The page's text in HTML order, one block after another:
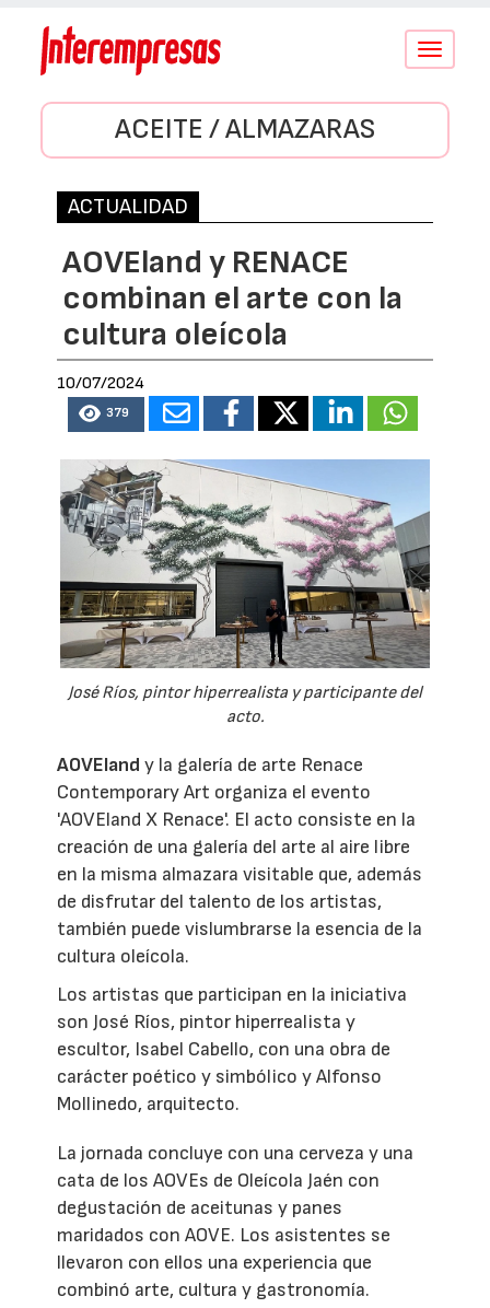
Conmutar
ACEITE / ALMAZARAS
ACTUALIDAD
AOVEland y RENACE
combinan el arte con la
cultura oleícola
10/07/2024
379
José Ríos, pintor hiperrealista y participante del
acto.
AOVElandy la galería de arte Renace
Contemporary Art organiza el evento
'AOVEland X Renace'. El acto consiste en la
creación de una galería del arte al aire libre
en la misma almazara visitable que, además
de disfrutar del talento de los artistas,
también puede vislumbrarse la esencia de la
cultura oleícola.
Los artistas que participan en la iniciativa
son José Ríos, pintor hiperrealista y
escultor, Isabel Cabello, con una obra de
carácter poético y simbólico y Alfonso
Mollinedo, arquitecto.
La jornada concluye con una cerveza y una
cata de los AOVEs de Oleícola Jaén con
degustación de aceitunas y panes
maridados con AOVE. Los asistentes se
llevaron con ellos una experiencia que
combinó arte, cultura y gastronomía.